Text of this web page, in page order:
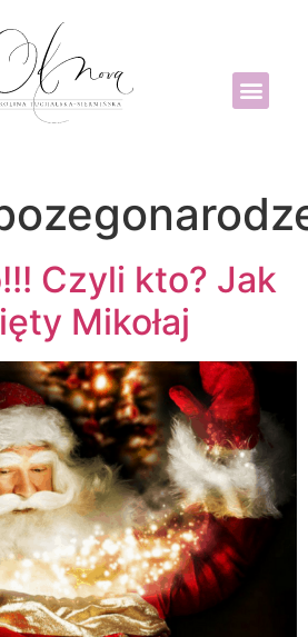
Czyli kto? Jak
Mikołaj